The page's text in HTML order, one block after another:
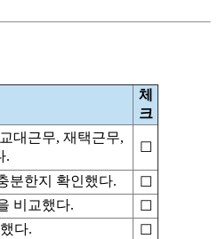
체
크
대근무, 재택근무,
.
☐
분한지 확인했다.
☐
비교했다.
☐
다.
☐